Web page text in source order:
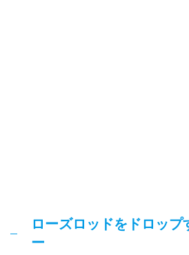
ローズロッドをドロップ
ー